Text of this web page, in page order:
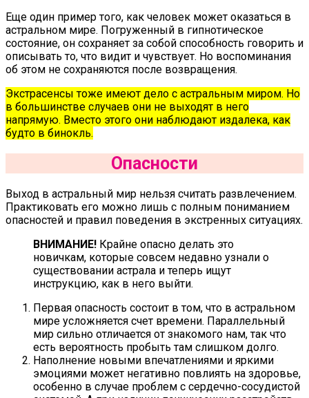
Еще один пример того, как человек может оказаться в
астральном мире. Погруженный в гипнотическое
состояние, он сохраняет за собой способность говорить и
описывать то, что видит и чувствует. Но воспоминания
об этом не сохраняются после возвращения.
Экстрасенсы тоже имеют дело с астральным миром. Но
в большинстве случаев они не выходят в него
напрямую. Вместо этого они наблюдают издалека, как
будто в бинокль.
Опасности
Выход в астральный мир нельзя считать развлечением.
Практиковать его можно лишь с полным пониманием
опасностей и правил поведения в экстренных ситуациях.
ВНИМАНИЕ! Крайне опасно делать это
новичкам, которые совсем недавно узнали о
существовании астрала и теперь ищут
инструкцию, как в него выйти.
Первая опасность состоит в том, что в астральном
мире усложняется счет времени. Параллельный
мир сильно отличается от знакомого нам, так что
есть вероятность пробыть там слишком долго.
Наполнение новыми впечатлениями и яркими
эмоциями может негативно повлиять на здоровье,
особенно в случае проблем с сердечно-сосудистой